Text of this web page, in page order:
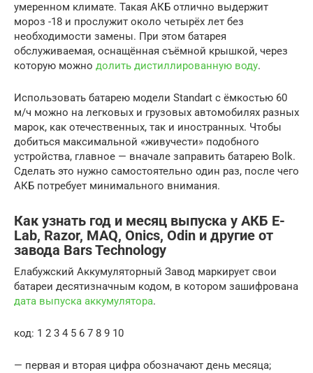
умеренном климате. Такая АКБ отлично выдержит
мороз -18 и прослужит около четырёх лет без
необходимости замены. При этом батарея
обслуживаемая, оснащённая съёмной крышкой, через
которую можно долить дистиллированную воду.
Использовать батарею модели Standart с ёмкостью 60
м/ч можно на легковых и грузовых автомобилях разных
марок, как отечественных, так и иностранных. Чтобы
добиться максимальной «живучести» подобного
устройства, главное — вначале заправить батарею Bolk.
Сделать это нужно самостоятельно один раз, после чего
АКБ потребует минимального внимания.
Как узнать год и месяц выпуска у АКБ E-
Lab, Razor, MAQ, Onics, Odin и другие от
завода Bars Technology
Елабужский Аккумуляторный Завод маркирует свои
батареи десятизначным кодом, в котором зашифрована
дата выпуска аккумулятора.
код: 1 2 3 4 5 6 7 8 9 10
— первая и вторая цифра обозначают день месяца;